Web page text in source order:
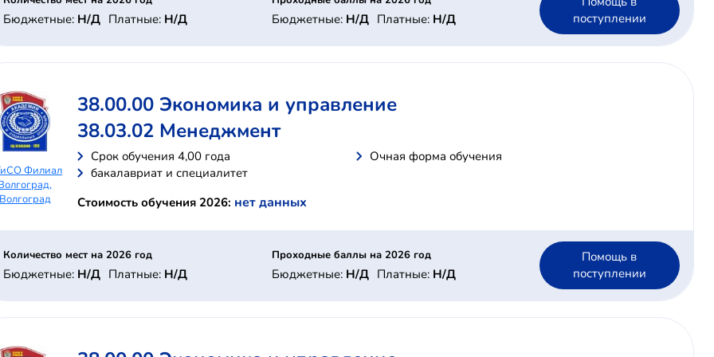
Бюджетные: Н/Д Платные: Н/Д Бюджетные: Н/Д Платные: Н/Д
поступлении
Филиал
38.00.00 Экономика и управление
38.03.02 Менеджмент
Cрок обучения 4,00 года
Очная форма обучения
бакалавриат и специалитет
Стоимость обучения 2026: нет данных
Количество мест на 2026 год
Бюджетные: Н/Д Платные: Н/Д
Проходные баллы на 2026 год
Бюджетные: Н/Д Платные: Н/Д
Помощь в
поступлении